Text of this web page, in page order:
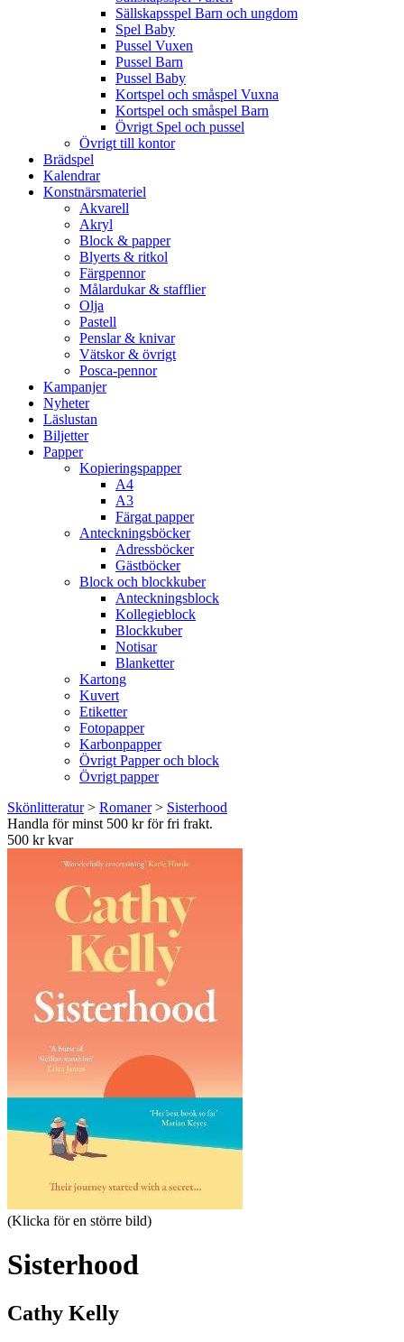
Sällskapsspel Barn och ungdom
Spel Baby
Pussel Vuxen
Pussel Barn
Pussel Baby
Kortspel och småspel Vuxna
Kortspel och småspel Barn
Övrigt Spel och pussel
Övrigt till kontor
Brädspel
Kalendrar
Konstnärsmateriel
Akvarell
Akryl
Block & papper
Blyerts & ritkol
Färgpennor
Målardukar & stafflier
Olja
Pastell
Penslar & knivar
Vätskor & övrigt
Posca-pennor
Kampanjer
Nyheter
Läslustan
Biljetter
Papper
Kopieringspapper
A4
A3
Färgat papper
Anteckningsböcker
Adressböcker
Gästböcker
Block och blockkuber
Anteckningsblock
Kollegieblock
Blockkuber
Notisar
Blanketter
Kartong
Kuvert
Etiketter
Fotopapper
Karbonpapper
Övrigt Papper och block
Övrigt papper
Skönlitteratur> Romaner> Sisterhood
Handla för minst 500 kr för fri frakt.
500 kr kvar
(Klicka för en större bild)
Sisterhood
Cathy Kelly